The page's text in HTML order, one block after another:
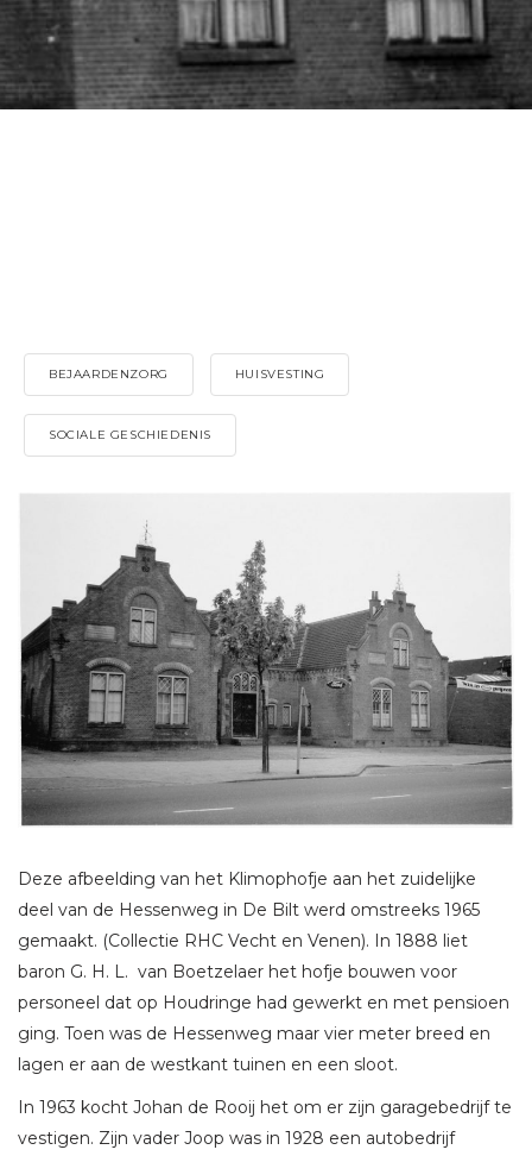
BEJAARDENZORG HUISVESTING
SOCIALE GESCHIEDENIS
Deze afbeelding van het Klimophofje aan het zuidelijke
deel van de Hessenweg in De Bilt werd omstreeks 1965
gemaakt. (Collectie RHC Vecht en Venen). In 1888 liet
baron G. H. L. van Boetzelaer het hofje bouwen voor
personeel dat op Houdringe had gewerkt en met pensioen
ging. Toen was de Hessenweg maar vier meter breed en
lagen er aan de westkant tuinen en een sloot.
In 1963 kocht Johan de Rooij het om er zijn garagebedrijf te
vestigen. Zijn vader Joop was in 1928 een autobedrijf